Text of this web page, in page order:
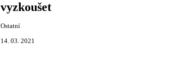
vyzkoušet
Ostatní
14. 03. 2021